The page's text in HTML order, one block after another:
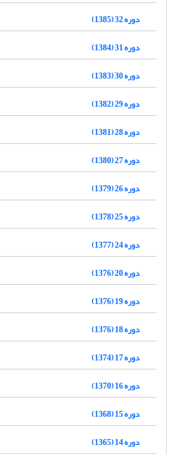
دوره 32 (1385)
دوره 31 (1384)
دوره 30 (1383)
دوره 29 (1382)
دوره 28 (1381)
دوره 27 (1380)
دوره 26 (1379)
دوره 25 (1378)
دوره 24 (1377)
دوره 20 (1376)
دوره 19 (1376)
دوره 18 (1376)
دوره 17 (1374)
دوره 16 (1370)
دوره 15 (1368)
دوره 14 (1365)